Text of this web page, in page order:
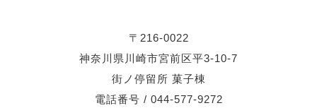
〒216-0022
神奈川県川崎市宮前区平3-10-7
街ノ停留所 菓子棟
電話番号 / 044-577-9272